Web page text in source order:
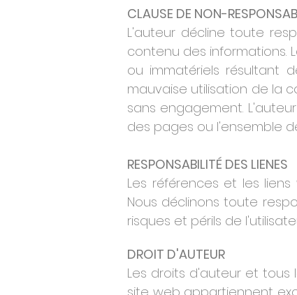
CLAUSE DE NON-
L'auteur décline toute
contenu des informations.
ou immatériels résultant
mauvaise utilisation de la
sans engagement.
des pages ou l'ensemble
RESPONSABILITÉ DES LIENES
Les références et les
Nous déclinons toute
risques et périls de
DROIT D'AUTEUR
Les droits d'auteur et tous